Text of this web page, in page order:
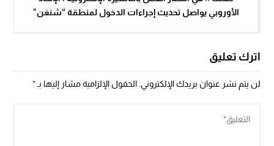
الأوروبي يواصل تحديث إجراءات الدخول لمنطقة “شنغن”
اترك تعليق
لن يتم نشر عنوان بريدك الإلكتروني. الحقول الإلزامية مشار إليها بـ*